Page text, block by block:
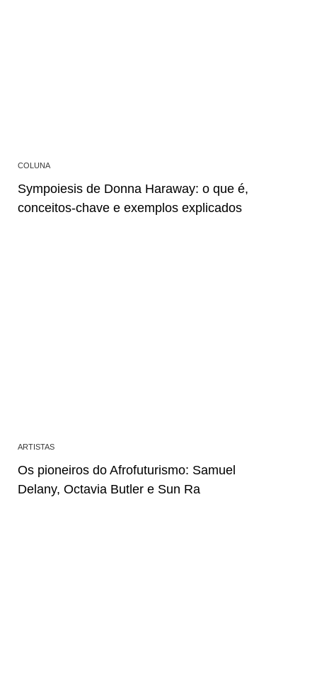
COLUNA
Sympoiesis de Donna Haraway: o que é,
conceitos-chave e exemplos explicados
ARTISTAS
Os pioneiros do Afrofuturismo: Samuel
Delany, Octavia Butler e Sun Ra